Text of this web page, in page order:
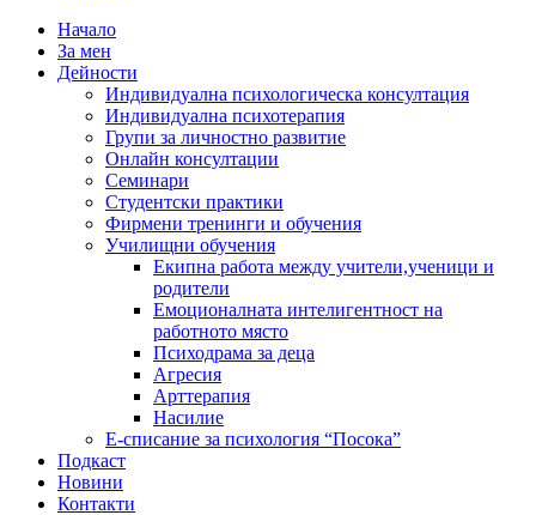
Начало
За мен
Дейности
Индивидуална психологическа консултация
Индивидуална психотерапия
Групи за личностно развитие
Онлайн консултации
Семинари
Студентски практики
Фирмени тренинги и обучения
Училищни обучения
Екипна работа между учители,ученици и
родители
Емоционалната интелигентност на
работното място
Психодрама за деца
Агресия
Арттерапия
Насилие
Е-списание за психология “Посока”
Подкаст
Новини
Контакти